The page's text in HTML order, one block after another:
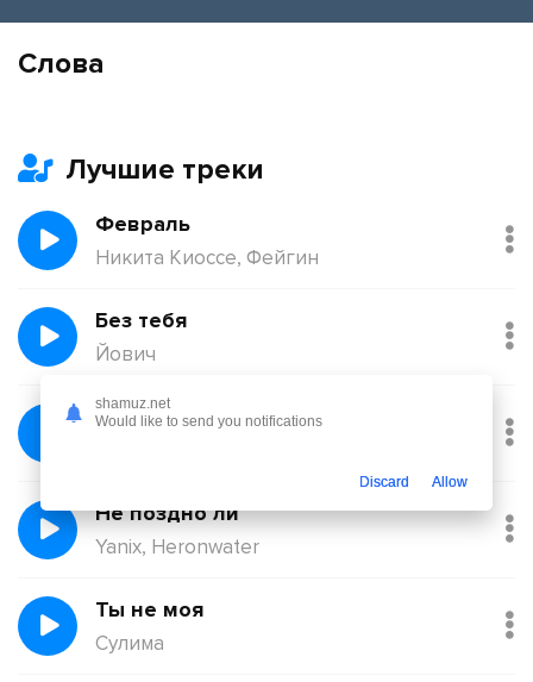
Слова
Лучшие треки
Февраль
Никита Киоссе, Фейгин
Без тебя
Йович
Балқадиша (Ақан Сері)
Не поздно ли
Yanix, Heronwater
Ты не моя
Сулима
shamuz.net
Would like to send you notifications
Discard Allow